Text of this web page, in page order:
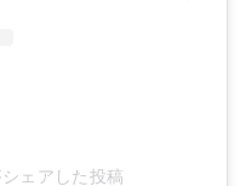
ェアした投稿